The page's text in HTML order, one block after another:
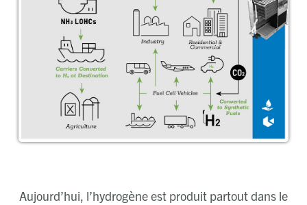
Aujourd’hui, l’hydrogène est produit partout dans le